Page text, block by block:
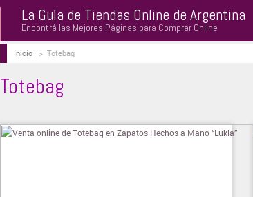
La Guía de Tiendas Online de Argentina
Encontrá las Mejores Páginas para Comprar Online
Inicio> Totebag
Totebag